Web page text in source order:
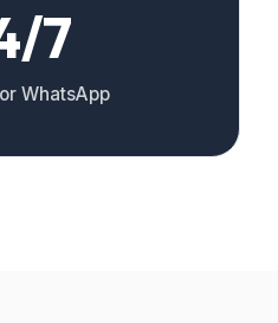
7
WhatsApp